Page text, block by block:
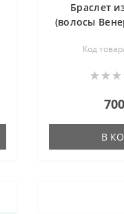
Браслет
(волосы
Код
В